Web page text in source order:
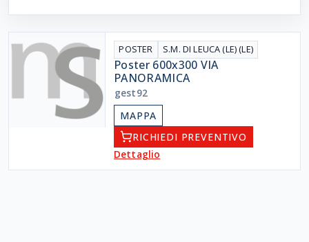
POSTER S.M. DI LEUCA (LE) (LE)
Poster 600x300 VIA
PANORAMICA
gest92
MAPPA
RICHIEDI PREVENTIVO
Dettaglio